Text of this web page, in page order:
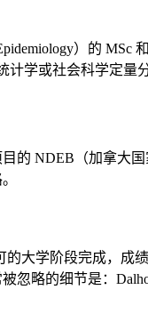
）的
学或社会科学定量
目的 NDEB（加拿大
大学阶段完成，成
略的细节是：